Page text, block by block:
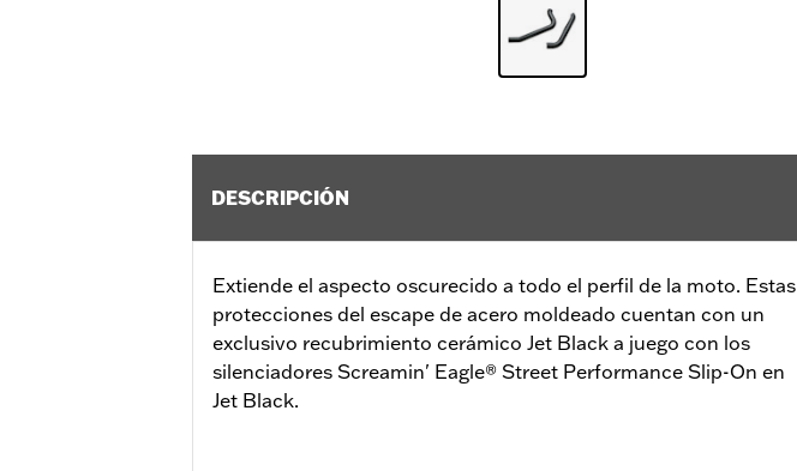
DESCRIPCIÓN
Extiende el aspecto oscurecido a todo el perfil de la moto. Estas
protecciones del escape de acero moldeado cuentan con un
exclusivo recubrimiento cerámico Jet Black a juego con los
silenciadores Screamin' Eagle® Street Performance Slip-On en
Jet Black.